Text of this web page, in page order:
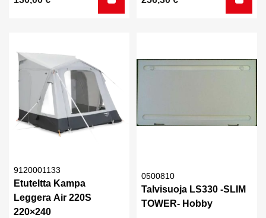
9120001133
Etuteltta Kampa
Leggera Air 220S
220×240
0500810
Talvisuoja LS330 -SLIM
TOWER- Hobby